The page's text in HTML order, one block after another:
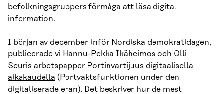
befolkningsgruppers förmåga att läsa digital
information.
I början av december, inför Nordiska demokratidagen,
publicerade vi Hannu-Pekka Ikäheimos och Olli
Seuris arbetspapper Portinvartijuus digitaalisella
aikakaudella (Portvaktsfunktionen under den
digitaliserade eran). Det beskriver hur de mest